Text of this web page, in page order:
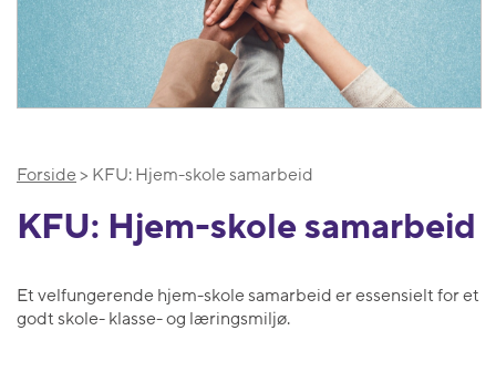
Forside > KFU: Hjem-skole samarbeid
KFU: Hjem-skole samarbeid
Et velfungerende hjem-skole samarbeid er essensielt for et
godt skole- klasse- og læringsmiljø.